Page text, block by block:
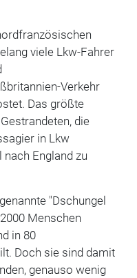
viele Lkw-Fahrer
Verkehr
Das größte
die
in Lkw
England zu
"Dschungel
Menschen
in 80
Doch sie sind damit
genauso wenig